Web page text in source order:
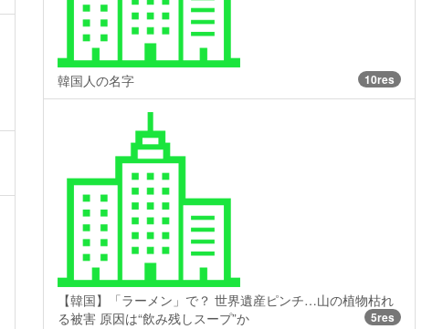
韓国人の名字 10res
【韓国】「ラーメン」で？ 世界遺産ピンチ…山の植物枯れ
る被害 原因は“飲み残しスープ”か
5res